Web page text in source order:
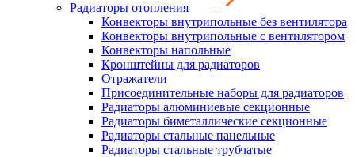
Радиаторы отопления
Конвекторы внутрипольные без вентилятора
Конвекторы внутрипольные с вентилятором
Конвекторы напольные
Кронштейны для радиаторов
Отражатели
Присоединительные наборы для радиаторов
Радиаторы алюминиевые секционные
Радиаторы биметаллические секционные
Радиаторы стальные панельные
Радиаторы стальные трубчатые